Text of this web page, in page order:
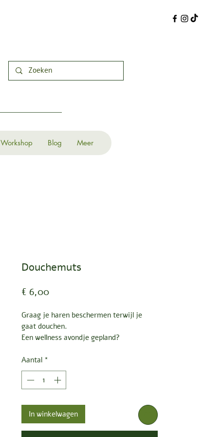
Workshop Blog Meer
Douchemuts
€ 6,00Prijs
Graag je haren beschermen terwijl je
gaat douchen.
Een wellness avondje gepland?
Bescherm je haren met deze leuke
douchemuts
Aantal *
In winkelwagen